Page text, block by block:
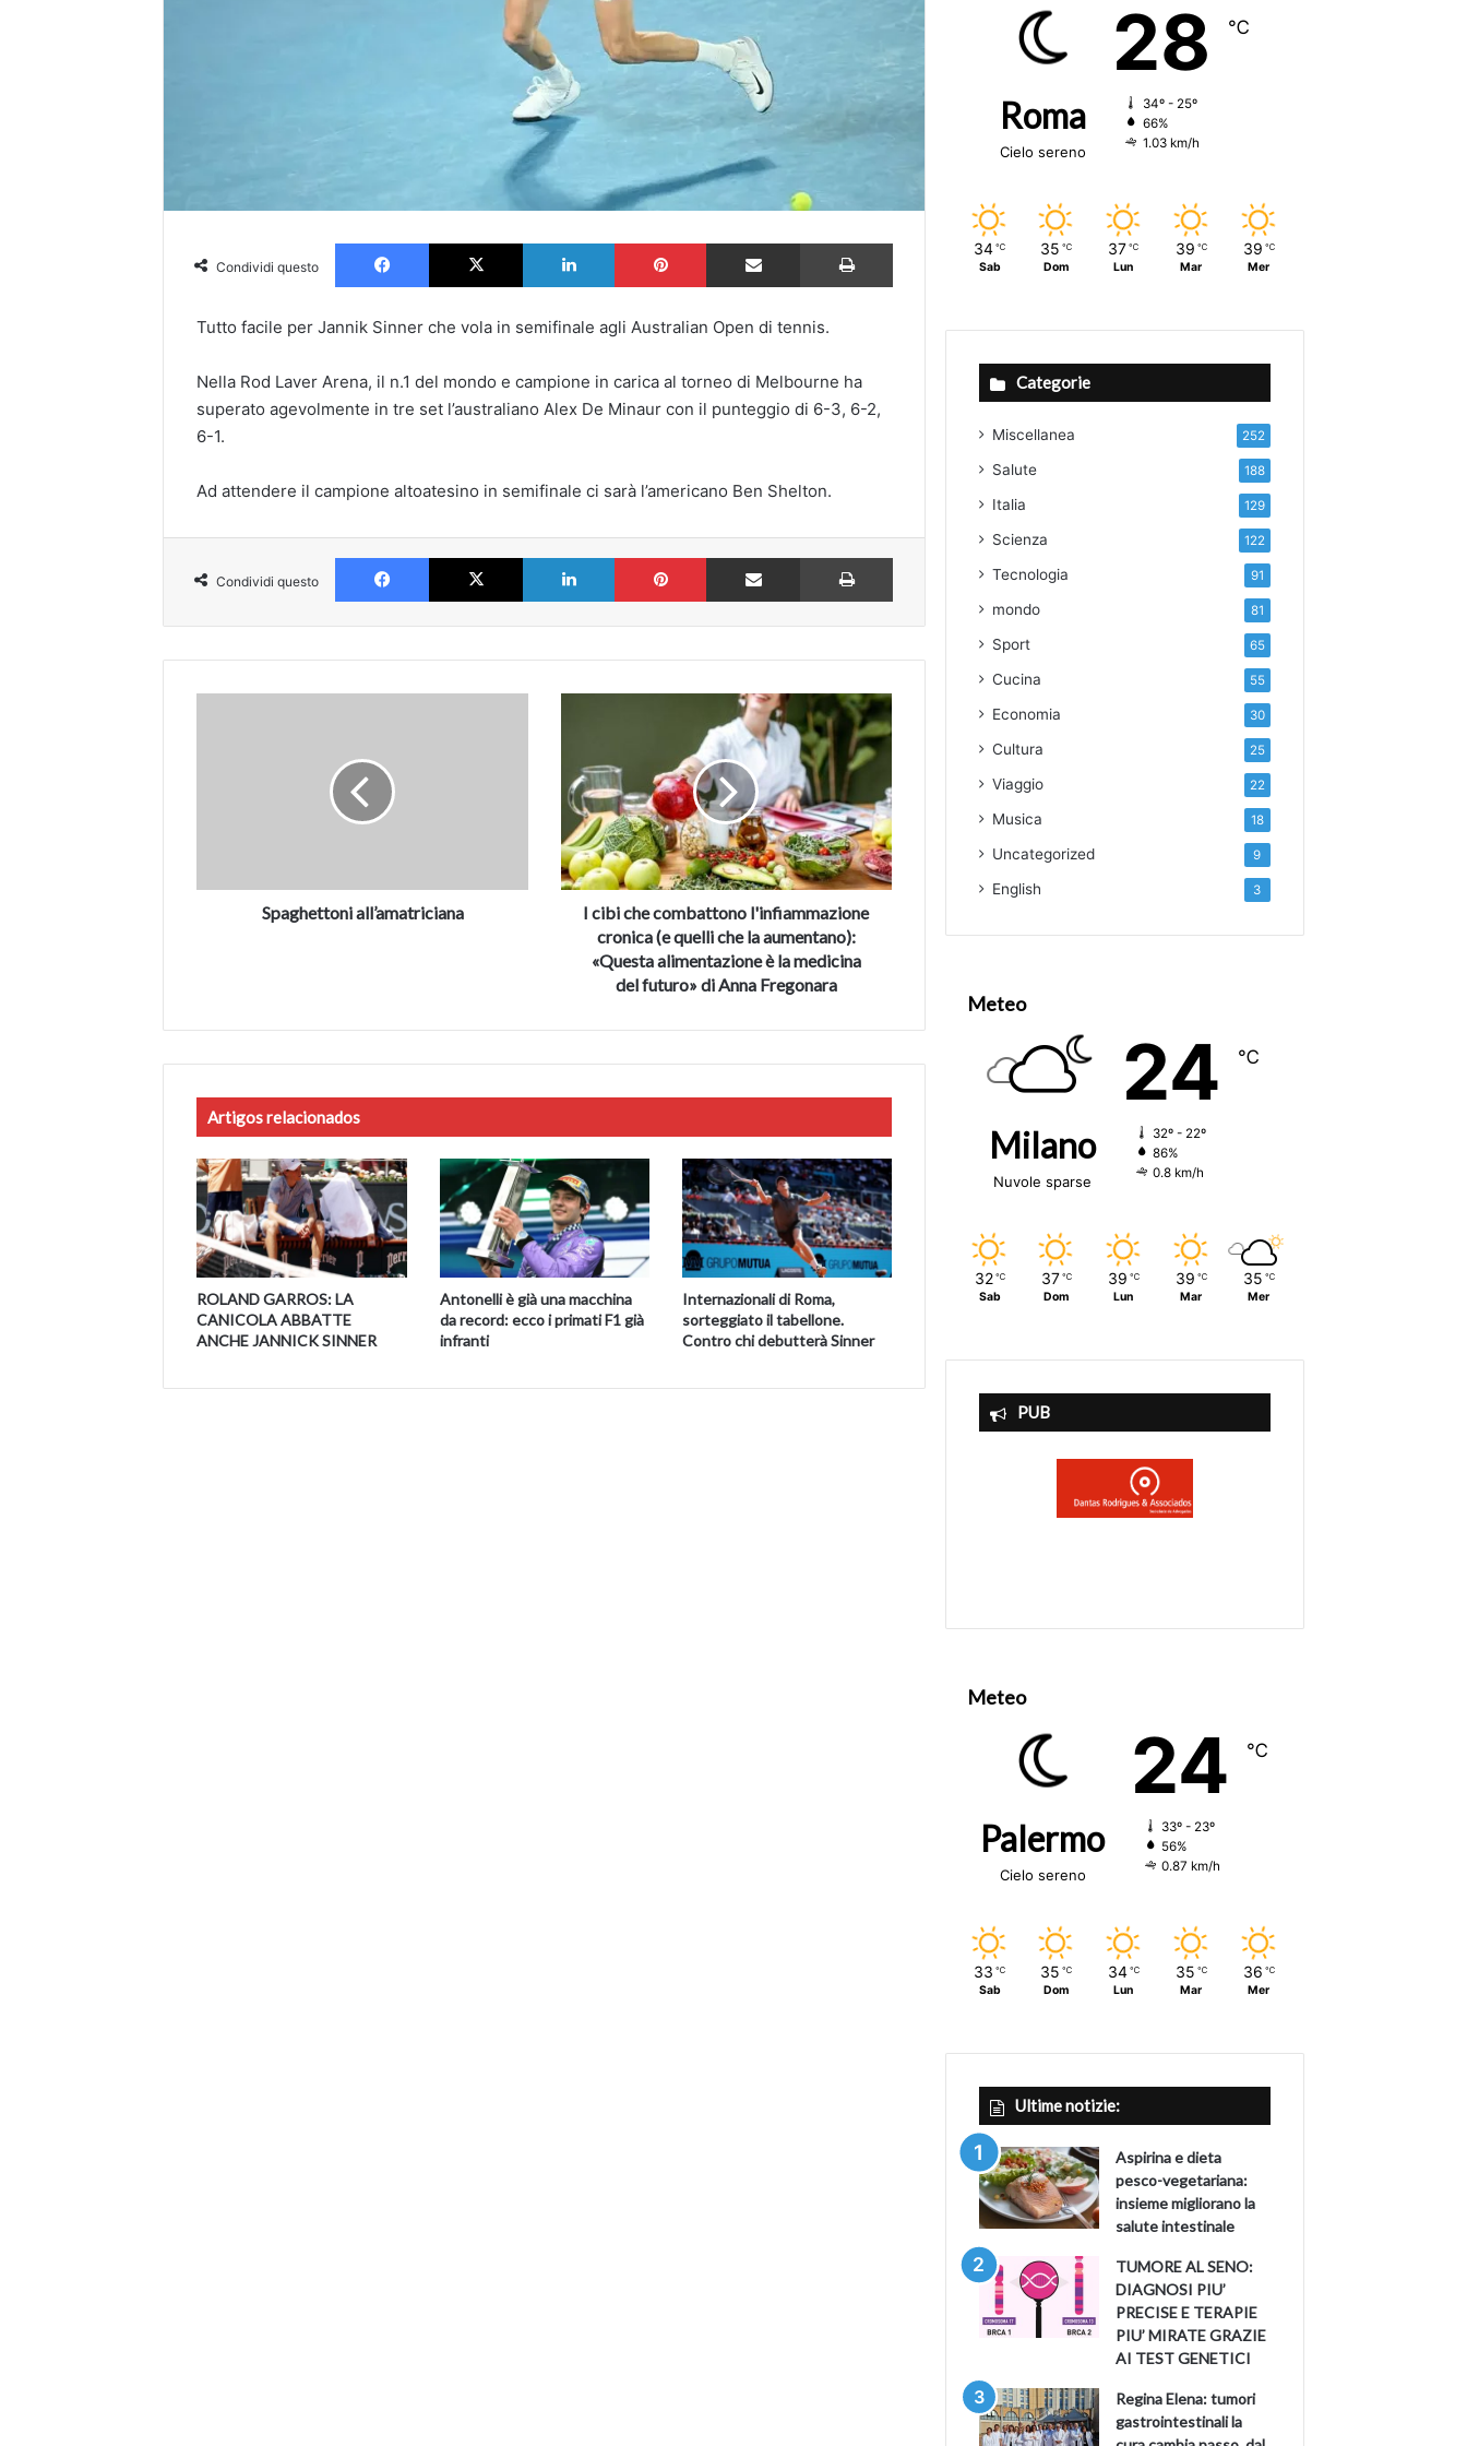
Condividi questo
Facebook X LinkedIn Pinterest Partilhar via Email Imprimir
Tutto facile per Jannik Sinner che vola in semifinale agli Australian Open di tennis.
Nella Rod Laver Arena, il n.1 del mondo e campione in carica al torneo di Melbourne ha
superato agevolmente in tre set l’australiano Alex De Minaur con il punteggio di 6-3, 6-2,
6-1.
Ad attendere il campione altoatesino in semifinale ci sarà l’americano Ben Shelton.
Condividi questo
Facebook X LinkedIn Pinterest Partilhar via Email Imprimir
Spaghettoni all’amatriciana
combattono
l'infiammazione
cronica
(e
quelli
che
aumentano):
«Questa
alimentazione
del
futuro»
Anna
Fregonara
I cibi che combattono l'infiammazione
cronica (e quelli che la aumentano):
«Questa alimentazione è la medicina
del futuro» di Anna Fregonara
Artigos relacionados
ROLAND GARROS: LA
CANICOLA ABBATTE
ANCHE JANNICK SINNER
Antonelli è già una macchina
da record: ecco i primati F1 già
infranti
Internazionali di Roma,
sorteggiato il tabellone.
Contro chi debutterà Sinner
Roma
Cielo sereno
28 ℃
34º - 25º
66%
1.03 km/h
34 ℃
Sab
35 ℃
Dom
37 ℃
Lun
39 ℃
Mar
39 ℃
Mer
Categorie
Miscellanea 252
Salute 188
Italia 129
Scienza 122
Tecnologia 91
mondo 81
Sport 65
Cucina 55
Economia 30
Cultura 25
Viaggio 22
Musica 18
Uncategorized 9
English 3
Meteo
Milano
Nuvole sparse
24 ℃
32º - 22º
86%
0.8 km/h
32 ℃
Sab
37 ℃
Dom
39 ℃
Lun
39 ℃
Mar
35 ℃
Mer
PUB
Meteo
Palermo
Cielo sereno
24 ℃
33º - 23º
56%
0.87 km/h
33 ℃
Sab
35 ℃
Dom
34 ℃
Lun
35 ℃
Mar
36 ℃
Mer
Ultime notizie:
Aspirina e dieta
pesco-vegetariana:
insieme migliorano la
salute intestinale
TUMORE AL SENO:
DIAGNOSI PIU’
PRECISE E TERAPIE
PIU’ MIRATE GRAZIE
AI TEST GENETICI
Regina Elena: tumori
gastrointestinali la